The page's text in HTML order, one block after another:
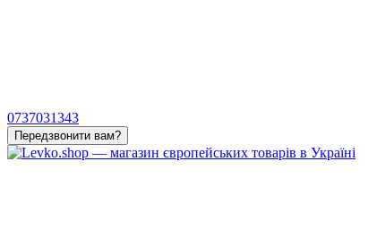
0737031343
Передзвонити вам?